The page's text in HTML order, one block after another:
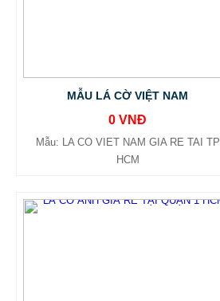
MẪU LÁ CỜ VIỆT NAM
0 VNĐ
Mẫu: LA CO VIET NAM GIA RE TAI TP
HCM